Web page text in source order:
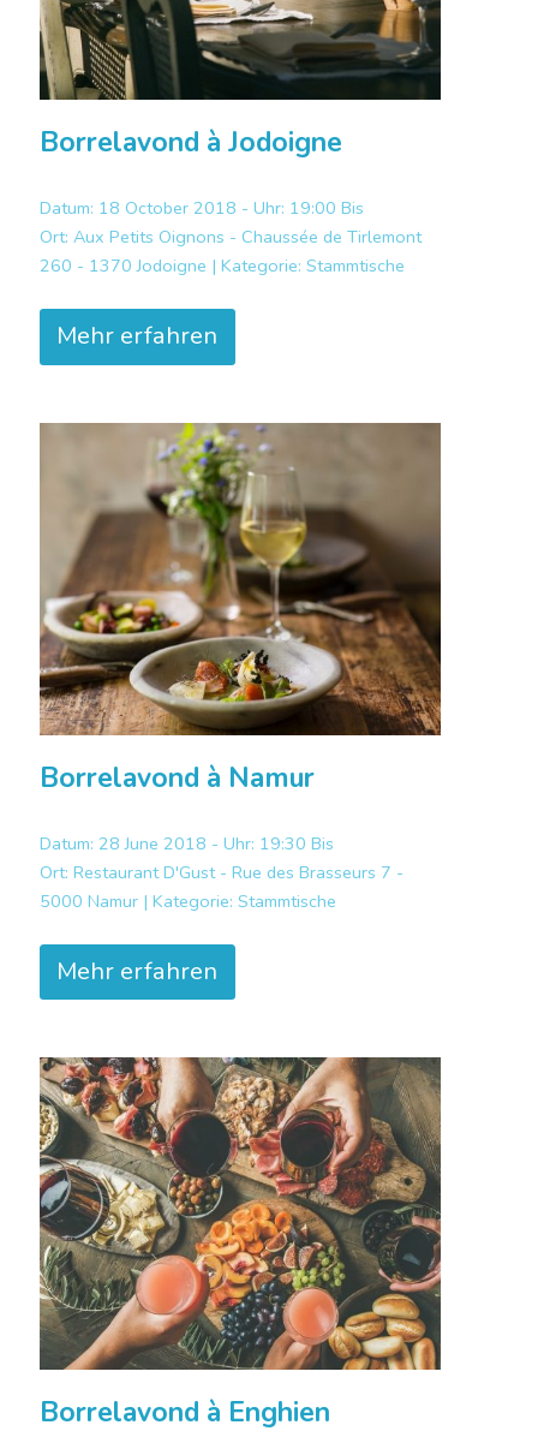
Borrelavond à Jodoigne
Datum: 18 October 2018 - Uhr: 19:00 Bis
Ort: Aux Petits Oignons - Chaussée de Tirlemont
260 - 1370 Jodoigne | Kategorie: Stammtische
Mehr erfahren
Borrelavond à Namur
Datum: 28 June 2018 - Uhr: 19:30 Bis
Ort: Restaurant D'Gust - Rue des Brasseurs 7 -
5000 Namur | Kategorie: Stammtische
Mehr erfahren
Borrelavond à Enghien